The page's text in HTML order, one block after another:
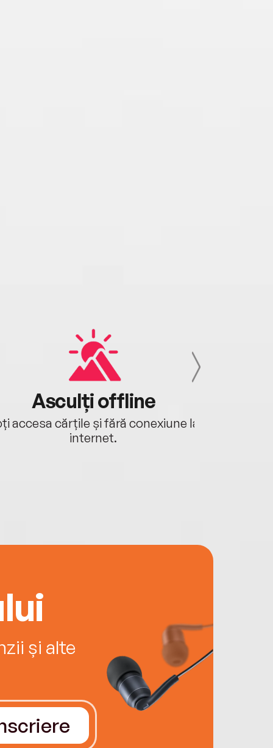
Asculți offline
accesa cărțile și fără conexiune la
internet.
și alte